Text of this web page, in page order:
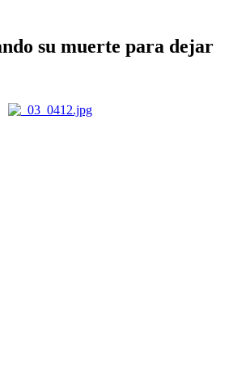
su muerte para dejar